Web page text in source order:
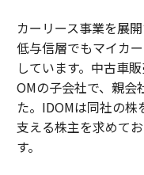
カーリース事業を展
低与信層でもマイカ
しています。中古車
OMの子会社で、親会
た。IDOMは同社の
支える株主を求めて
す。